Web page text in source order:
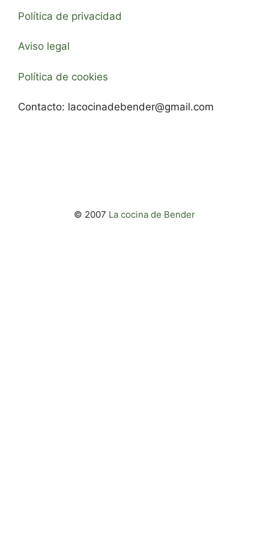
Política de privacidad
Aviso legal
Política de cookies
Contacto: lacocinadebender@gmail.com
© 2007 La cocina de Bender